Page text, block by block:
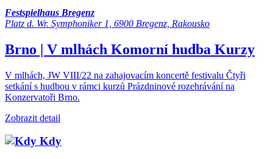
Festspielhaus Bregenz
Platz d. Wr. Symphoniker 1, 6900 Bregenz, Rakousko
Brno | V mlhách Komorní hudba Kurzy
V mlhách, JW VIII/22 na zahajovacím koncertě festivalu Čtyři
setkání s hudbou v rámci kurzů Prázdninové rozehrávání na
Konzervatoři Brno.
Zobrazit detail
Kdy